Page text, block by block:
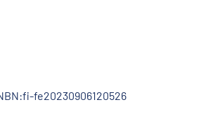
fe20230906120526